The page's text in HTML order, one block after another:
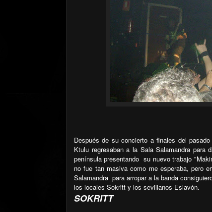
Después de su concierto a finales del
Ktulu regresaban a la Sala Salamandra
península presentando su nuevo trabajo
no fue tan masiva como me esperaba, pero
Salamandra para arropar a la banda
los locales Sokritt y los sevillanos Eslavón.
SOKRITT